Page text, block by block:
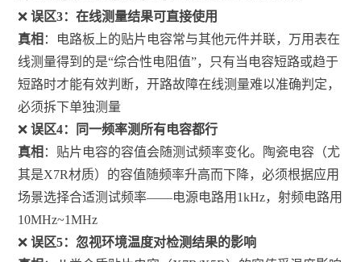
❌误区3：在线测量结果可直接使用
真相 ：电路板上的贴片电容常与其他元件并联，万用表在
线测量得到的是“综合性电阻值”，只有当电容短路或趋于
短路时才能有效判断，开路故障在线测量难以准确判定，
必须拆下单独测量
❌误区4：同一频率测所有电容都行
真相 ：贴片电容的容值会随测试频率变化。陶瓷电容（尤
其是X7R材质）的容值随频率升高而下降，必须根据应用
场景选择合适测试频率——电源电路用1kHz，射频电路用
10MHz~1MHz
❌误区5：忽视环境温度对检测结果的影响